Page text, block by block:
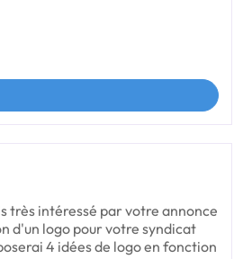
très intéressé par votre annonce
d'un logo pour votre syndicat
4 idées de logo en fonction